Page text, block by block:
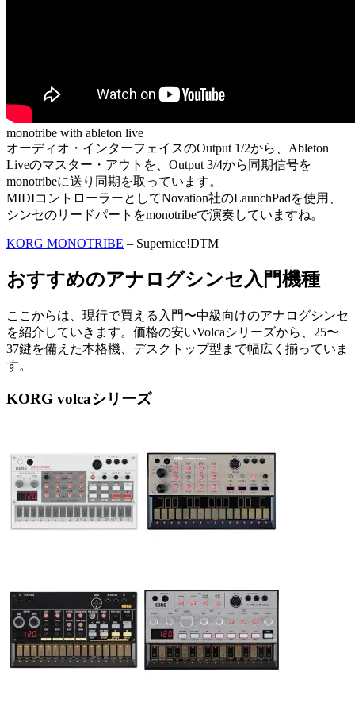
monotribe with ableton live
オーディオ・インターフェイスのOutput 1/2から、Ableton
Liveのマスター・アウトを、Output 3/4から同期信号を
monotribeに送り同期を取っています。
MIDIコントローラーとしてNovation社のLaunchPadを使用、
シンセのリードパートをmonotribeで演奏していますね。
KORG MONOTRIBE – Supernice!DTM
おすすめのアナログシンセ入門機種
ここからは、現行で買える入門〜中級向けのアナログシンセ
を紹介していきます。価格の安いVolcaシリーズから、25〜
37鍵を備えた本格機、デスクトップ型まで幅広く揃っていま
す。
KORG volcaシリーズ